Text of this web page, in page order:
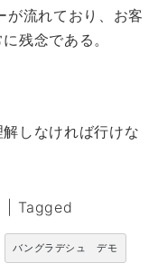
が流れており、お客
残念である。
しなければ行けな
Tagged
バングラデシュ デモ